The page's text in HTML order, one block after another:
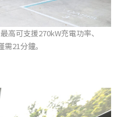
高可支援270kW充電功率、
21分鐘。